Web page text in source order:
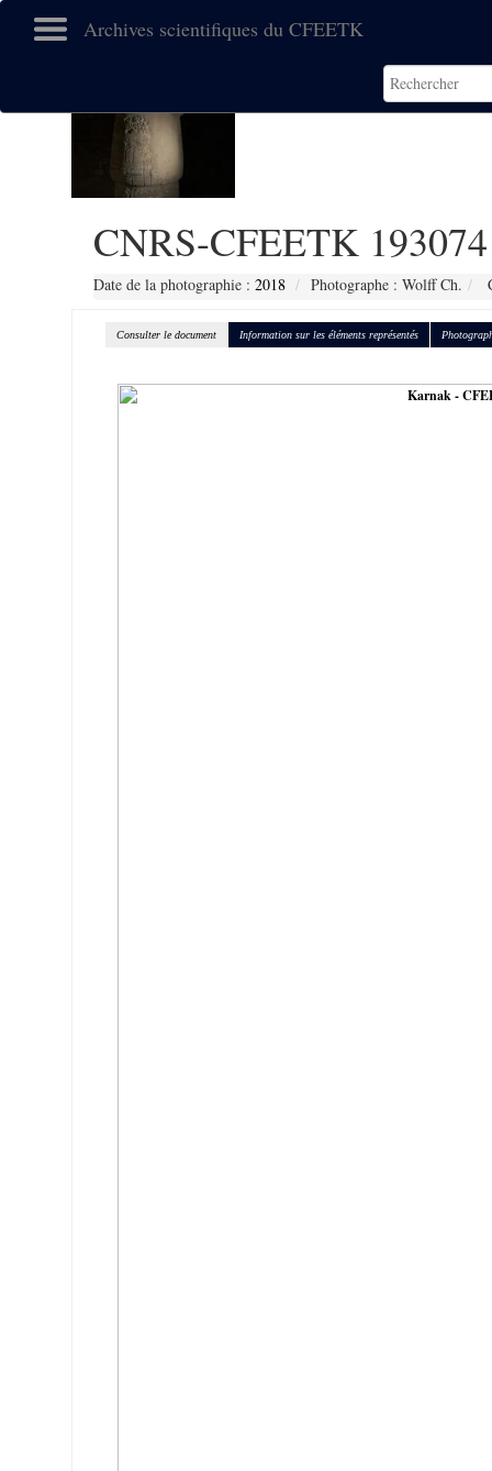
Archives scientifiques du CFEETK
CNRS-CFEETK 193074
Date de la photographie : 2018 Photographe : Wolff Ch.
Consulter le document Information sur les éléments représentés